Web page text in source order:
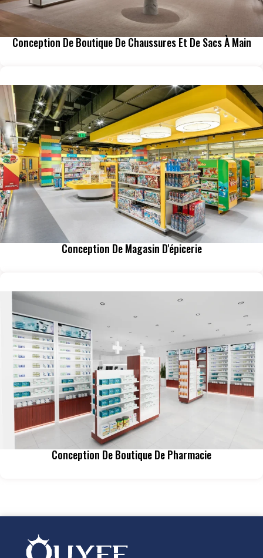
Conception De Boutique De Chaussures Et De Sacs À Main
Conception De Magasin D'épicerie
Conception De Boutique De Pharmacie